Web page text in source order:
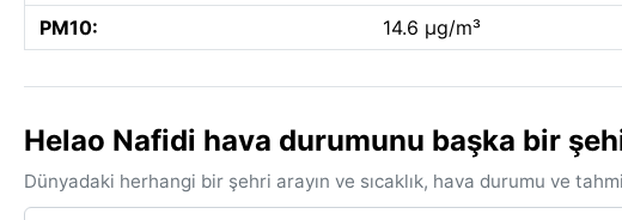
PM10:
14.6 µg/m³
Helao Nafidi hava durumunu başka bir
Dünyadaki herhangi bir şehri arayın ve sıcaklık, hava durumu ve